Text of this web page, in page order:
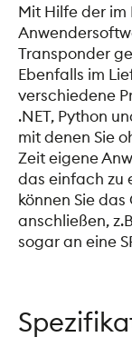
Mit Hilfe der
Transponder
Ebenfalls im
verschiedene
.NET, Python
mit denen Sie
Zeit eigene
das einfach zu
können Sie
anschließen,
sogar an eine